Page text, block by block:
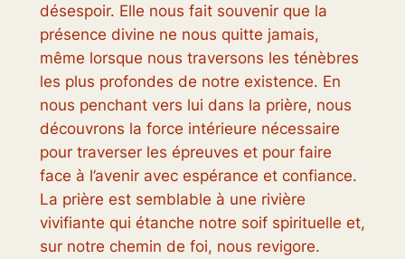
désespoir. Elle nous fait souvenir que la
présence divine ne nous quitte jamais,
même lorsque nous traversons les ténèbres
les plus profondes de notre existence. En
nous penchant vers lui dans la prière, nous
découvrons la force intérieure nécessaire
pour traverser les épreuves et pour faire
face à l’avenir avec espérance et confiance.
La prière est semblable à une rivière
vivifiante qui étanche notre soif spirituelle et,
sur notre chemin de foi, nous revigore.